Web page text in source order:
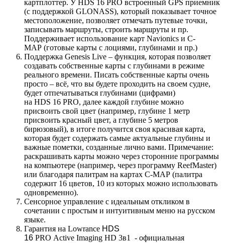
картплоттер. У HDS 16 PRO встроенный GPS приемник
(с поддержкой GLONASS), который показывает точное
местоположение, позволяет отмечать путевые точки,
записывать маршруты, строить маршруты и пр.
Поддерживает использование карт Navionics и C-
MAP (готовые карты с лоциями, глубинами и пр.)
Поддержка Genesis Live – функция, которая позволяет
создавать собственные карты с глубинами в режиме
реального времени. Писать собственные карты очень
просто – всё, что вы будете проходить на своем судне,
будет отпечатываться глубинами (цифрами)
на HDS 16 PRO, далее каждой глубине можно
присвоить свой цвет (например, глубине 1 метр
присвоить красный цвет, а глубине 5 метров
бирюзовый), в итоге получится своя красивая карта,
которая будет содержать самые актуальные глубины и
важные пометки, созданные лично вами. Примечание:
раскрашивать карты можно через сторонние программы
на компьютере (например, через программу ReefMaster)
или благодаря палитрам на картах C-MAP (палитра
содержит 16 цветов, 10 из которых можно использовать
одновременно).
Сенсорное управление с идеальным откликом в
сочетании с простым и интуитивным меню на русском
языке.
Гарантия на Lowrance HDS
16 PRO Active Imaging HD 3в1 - официальная